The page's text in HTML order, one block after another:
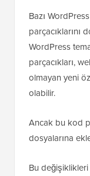
Bazı
parçacıklarını
WordPress
parçacıkları,
olmayan yeni
olabilir.
Ancak bu kod
dosyalarına
Bu